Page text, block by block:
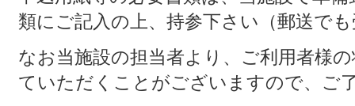
類にご記入の上、持参下さい（郵送で
なお当施設の担当者より、ご利用者様
ていただくことがございますので、ご